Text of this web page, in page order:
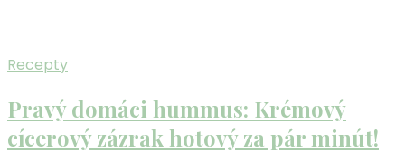
Recepty
Pravý domáci hummus: Krémový
cícerový zázrak hotový za pár minút!